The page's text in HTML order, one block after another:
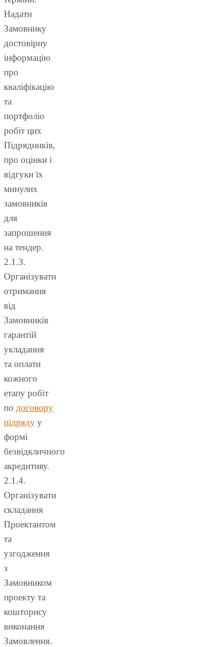
Надати
Замовнику
достовірну
інформацію
про
кваліфікацію
та
портфоліо
робіт цих
Підрядників,
про оцінки і
відгуки їх
минулих
замовників
для
запрошення
на тендер.
2.1.3.
Організувати
отримання
від
Замовників
гарантій
укладання
та оплати
кожного
етапу робіт
по договору
підряду у
формі
безвідкличного
акредитиву.
2.1.4.
Організувати
складання
Проектантом
та
узгодження
з
Замовником
проекту та
кошторису
виконання
Замовлення.